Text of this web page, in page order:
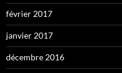
février 2017
janvier 2017
décembre 2016